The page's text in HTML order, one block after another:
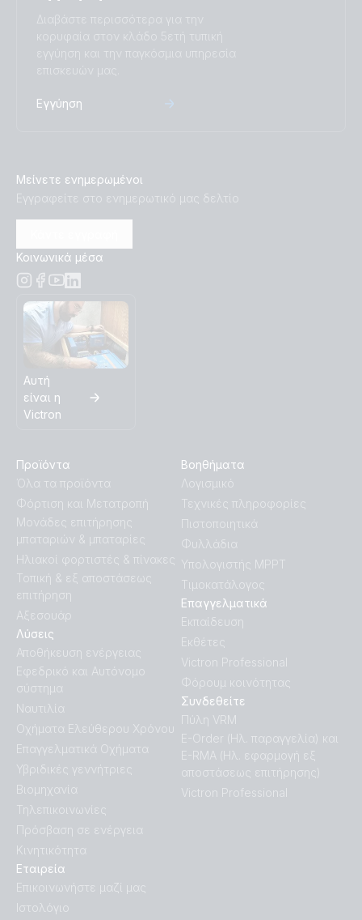
Inverter 12V 500VA VE.Direct (top)
(conn)
Inverter 12V 800VA 120V VE.Direct NEMA 5-15R (left)
Inverter 12V 800VA 120V VE.Direct NEMA 5-15R (right)
Inverter 12V 800VA 120V VE.Direct NEMA 5-15R (top)
Inverter 12V 800VA VE.Direct (top)
Inverter 24V 1200VA 120V VE.Direct NEMA (conn)
Inverter 24V 1200VA 120V VE.Direct NEMA (left)
Inverter 24V 1200VA 120V VE.Direct NEMA (plug)
Inverter 24V 1200VA 120V VE.Direct NEMA (right)
Inverter 24V 1200VA 120V VE.Direct NEMA (top)
Inverter 24V 1200VA 120V VE.Direct NEMA GFCI
(front)
Inverter 24V 1200VA 120V VE.Direct NEMA GFCI (left)
Inverter 24V 1200VA 120V VE.Direct NEMA GFCI (rear)
Inverter 24V 1200VA 120V VE.Direct NEMA GFCI (top)
Inverter 24V 1200VA 230V VE.Direct (front-angle)
Διαβάστε περισσότερα για την
κορυφαία στον κλάδο 5ετή τυπική
εγγύηση και την παγκόσμια υπηρεσία
επισκευών μας.
Εγγύηση
Μείνετε ενημερωμένοι
Εγγραφείτε στο ενημερωτικό μας δελτίο
Κοινωνικά μέσα
Αυτή
είναι η
Victron
Προϊόντα
Όλα τα προϊόντα
Φόρτιση και Μετατροπή
Μονάδες επιτήρησης
μπαταριών & μπαταρίες
Ηλιακοί φορτιστές & πίνακες
Τοπική & εξ αποστάσεως
επιτήρηση
Αξεσουάρ
Λύσεις
Αποθήκευση ενέργειας
Εφεδρικό και Αυτόνομο
σύστημα
Ναυτιλία
Οχήματα Ελεύθερου Χρόνου
Επαγγελματικά Οχήματα
Υβριδικές γεννήτριες
Βιομηχανία
Τηλεπικοινωνίες
Πρόσβαση σε ενέργεια
Κινητικότητα
Εταιρεία
Επικοινωνήστε μαζί μας
Ιστολόγιο
Βοηθήματα
Λογισμικό
Τεχνικές πληροφορίες
Πιστοποιητικά
Φυλλάδια
Υπολογιστής MPPT
Τιμοκατάλογος
Επαγγελματικά
Εκπαίδευση
Εκθέτες
Victron Professional
Φόρουμ κοινότητας
Συνδεθείτε
Πύλη VRM
E-Order (Ηλ. παραγγελία) και
E-RMA (Ηλ. εφαρμογή εξ
αποστάσεως επιτήρησης)
Victron Professional